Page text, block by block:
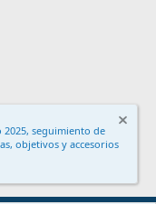
seguimiento de
objetivos y accesorios